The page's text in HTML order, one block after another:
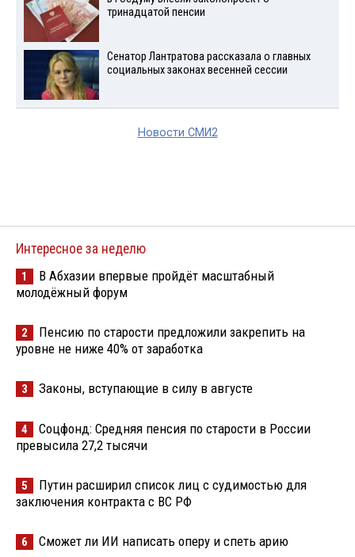
тринадцатой пенсии
Сенатор Лантратова рассказала о главных
социальных законах весенней сессии
Новости СМИ2
Интересное за неделю
1
В Абхазии впервые пройдёт масштабный
молодёжный форум
2
Пенсию по старости предложили закрепить на
уровне не ниже 40% от заработка
3 Законы, вступающие в силу в августе
4
Соцфонд: Средняя пенсия по старости в России
превысила 27,2 тысячи
5
Путин расширил список лиц с судимостью для
заключения контракта с ВС РФ
6 Сможет ли ИИ написать оперу и спеть арию